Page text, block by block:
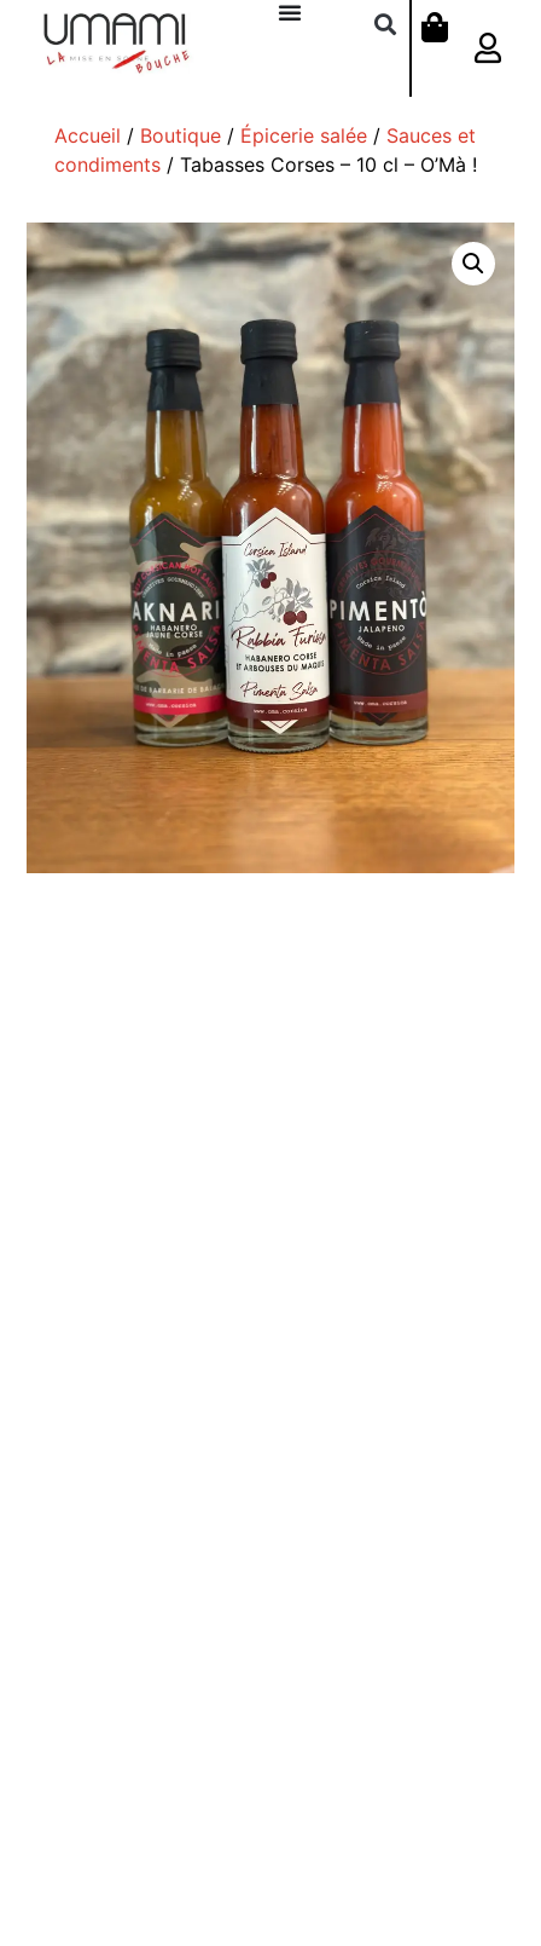
Accueil / Boutique/ Épicerie salée/ Sauces et
condiments/ Tabasses Corses – 10 cl – O’Mà !